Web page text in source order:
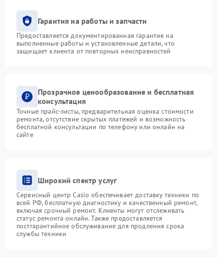
Гарантия на работы и запчасти
Предоставляется документированная гарантия на
выполненные работы и установленные детали, что
защищает клиента от повторных неисправностей
Прозрачное ценообразование и бесплатная
консультация
Точные прайс-листы, предварительная оценка стоимости
ремонта, отсутствие скрытых платежей и возможность
бесплатной консультации по телефону или онлайн на
сайте
Широкий спектр услуг
Сервисный центр Casio обеспечивает доставку техники по
всей РФ, бесплатную диагностику и качественный ремонт,
включая срочный ремонт. Клиенты могут отслеживать
статус ремонта онлайн. Также предоставляется
постгарантийное обслуживание для продления срока
службы техники